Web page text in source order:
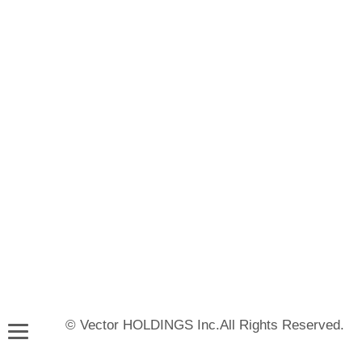
© Vector HOLDINGS Inc.All Rights Reserved.